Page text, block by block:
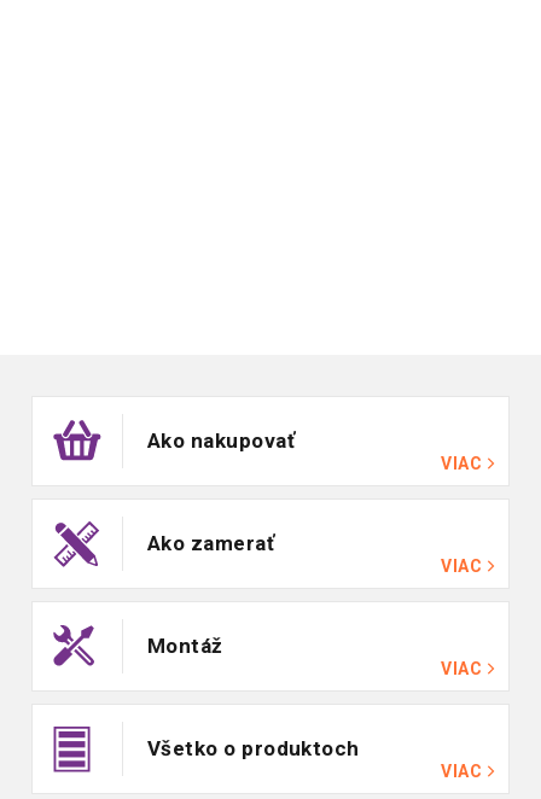
Ako nakupovať
VIAC
Ako zamerať
VIAC
Montáž
VIAC
Všetko o produktoch
VIAC